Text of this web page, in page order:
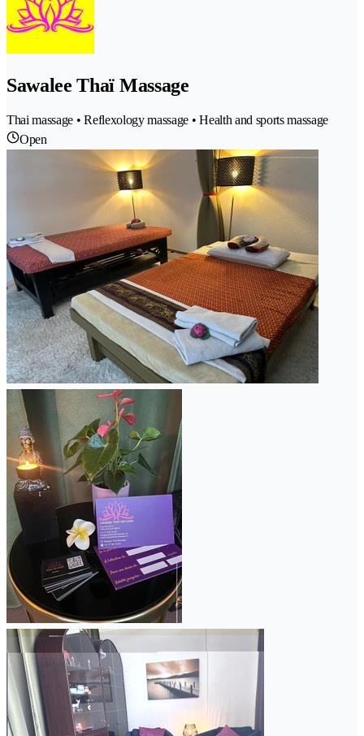
Sawalee Thaï Massage
Thai massage • Reflexology massage • Health and sports massage
Open